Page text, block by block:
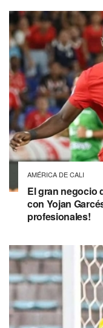
AMÉRICA DE CALI
El gran negocio
con Yojan
profesionales!